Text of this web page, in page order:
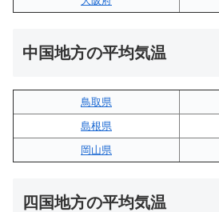
中国地方の平均気温
鳥取県
島根県
岡山県
四国地方の平均気温